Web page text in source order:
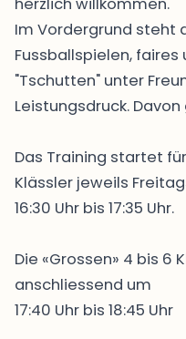
herzlich willkommen.
Im Vordergrund steht
Fussballspielen,
"Tschutten" unter
Leistungsdruck.
Das Training startet
Klässler jeweils
16:30 Uhr bis 17:35 Uhr.
Die «Grossen» 4 bis 6
anschliessend um
17:40 Uhr bis 18:45 Uhr